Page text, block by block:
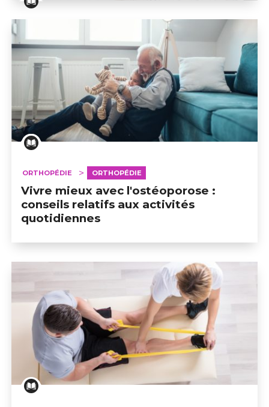
Vivre mieux avec l'ostéoporose : douleurs chroniques
ORTHOPÉDIE ORTHOPÉDIE
Vivre mieux avec l'ostéoporose :
conseils relatifs aux activités
quotidiennes